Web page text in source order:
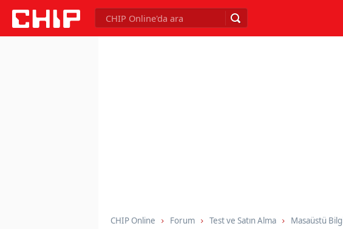
CHIP Online Forum Test ve Satın Alma Masaüstü